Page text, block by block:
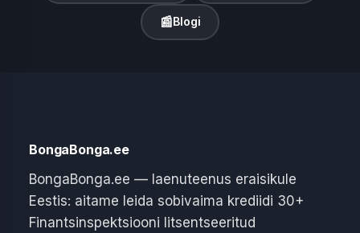
📰Blogi
BongaBonga.ee
BongaBonga.ee — laenuteenus eraisikule
Eestis: aitame leida sobivaima krediidi 30+
Finantsinspektsiooni litsentseeritud